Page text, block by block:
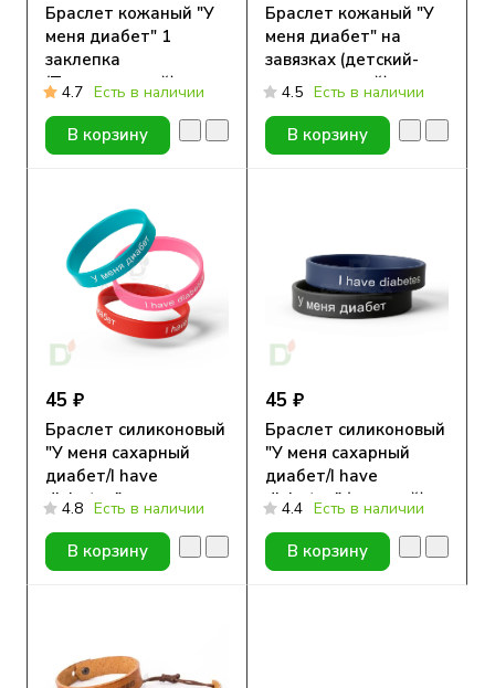
Браслет кожаный "У
меня диабет" 1
заклепка
(Подростковый)
4.7 Есть в наличии
В корзину
Браслет кожаный "У
меня диабет" на
завязках (детский-
подростковый)
4.5 Есть в наличии
В корзину
45 ₽
Браслет силиконовый
"У меня сахарный
диабет/I have
diabetes"
(подростковый и
женский)
4.8 Есть в наличии
В корзину
45 ₽
Браслет силиконовый
"У меня сахарный
диабет/I have
diabetes" (мужской)
4.4 Есть в наличии
В корзину